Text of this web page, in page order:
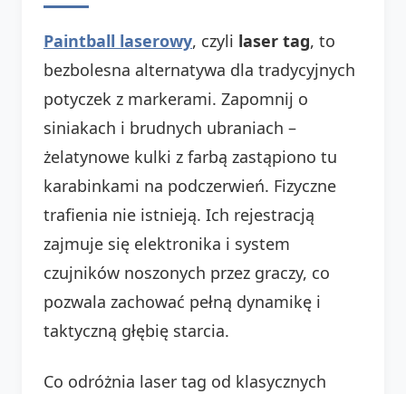
Paintball laserowy, czyli laser tag, to
bezbolesna alternatywa dla tradycyjnych
potyczek z markerami. Zapomnij o
siniakach i brudnych ubraniach –
żelatynowe kulki z farbą zastąpiono tu
karabinkami na podczerwień. Fizyczne
trafienia nie istnieją. Ich rejestracją
zajmuje się elektronika i system
czujników noszonych przez graczy, co
pozwala zachować pełną dynamikę i
taktyczną głębię starcia.
Co odróżnia laser tag od klasycznych